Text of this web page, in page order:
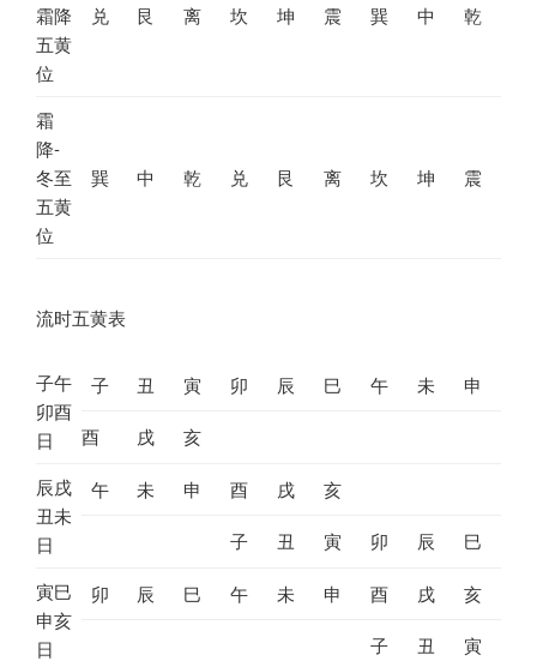
霜降
五黄
位
兑 艮 离 坎 坤 震 巽 中 乾
霜
降-
冬至
五黄
位
巽 中 乾 兑 艮 离 坎 坤 震
流时五黄表
子午
卯酉
日
子 丑 寅 卯 辰 巳 午 未 申
酉 戌
亥
辰戌
丑未
日
午 未 申 酉 戌 亥
子 丑 寅 卯 辰
巳
寅巳
申亥
日
卯 辰 巳 午 未 申 酉 戌 亥
子 丑 寅